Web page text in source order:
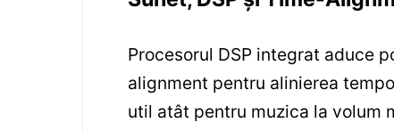
Procesorul DSP integrat aduce
alignment pentru alinierea
util atât pentru muzica la volum